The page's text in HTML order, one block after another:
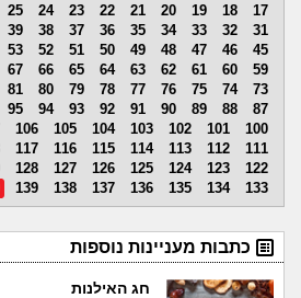
17
18
19
20
21
22
23
24
25
31
32
33
34
35
36
37
38
39
45
46
47
48
49
50
51
52
53
59
60
61
62
63
64
65
66
67
73
74
75
76
77
78
79
80
81
87
88
89
90
91
92
93
94
95
100
101
102
103
104
105
106
111
112
113
114
115
116
117
122
123
124
125
126
127
128
133
134
135
136
137
138
139
כתבות מעניינות נוספות
חג האילנות